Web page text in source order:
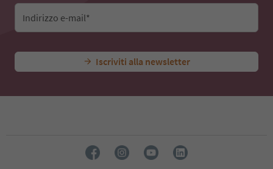
Indirizzo e-mail*
Iscriviti alla newsletter